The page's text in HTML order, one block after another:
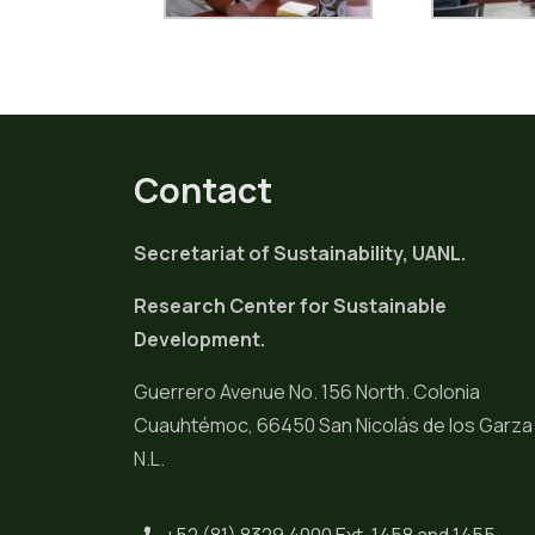
Contact
Secretariat of Sustainability, UANL.
Research Center for Sustainable
Development.
Guerrero Avenue No. 156 North. Colonia
Cuauhtémoc, 66450 San Nicolás de los Garza
N.L.